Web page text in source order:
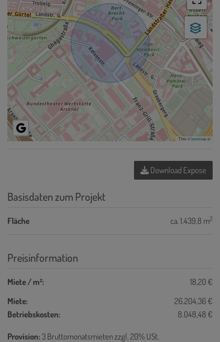
Tiles ©basemap.at
Download Expose
Basisdaten zum Projekt
Fläche ca. 1.439,8 m2
Preisinformation
Miete / m²:
18,20 €
Miete:
26.204,36 €
Betriebskosten:
8.048,48 €
Provision:3 Bruttomonatsmieten zzgl. 20% USt.